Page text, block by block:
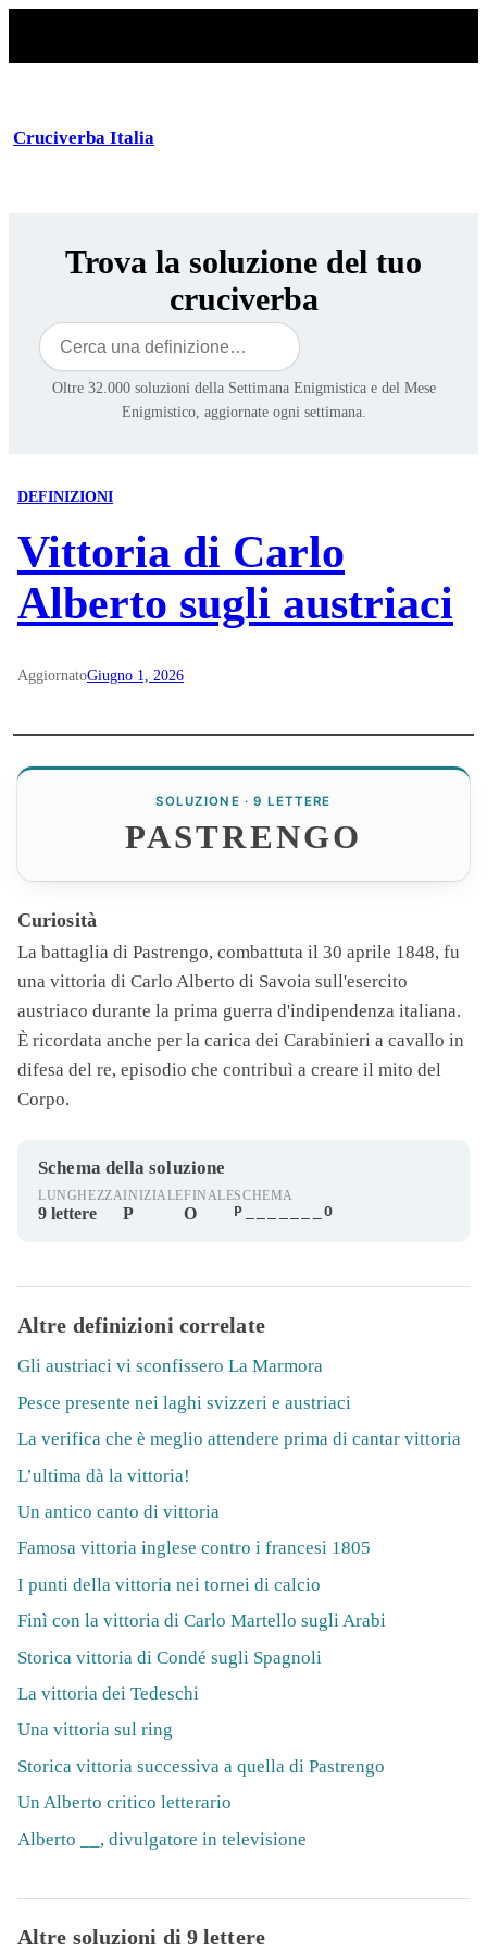
Cruciverba Italia
Trova la soluzione del tuo
cruciverba
Cerca
Oltre 32.000 soluzioni della Settimana Enigmistica e del Mese
Enigmistico, aggiornate ogni settimana.
DEFINIZIONI
Vittoria di Carlo
Alberto sugli austriaci
AggiornatoGiugno 1, 2026
SOLUZIONE · 9 LETTERE
PASTRENGO
Curiosità
La battaglia di Pastrengo, combattuta il 30 aprile 1848, fu
una vittoria di Carlo Alberto di Savoia sull'esercito
austriaco durante la prima guerra d'indipendenza italiana.
È ricordata anche per la carica dei Carabinieri a cavallo in
difesa del re, episodio che contribuì a creare il mito del
Corpo.
Schema della soluzione
LUNGHEZZA
9 lettere
INIZIALE
P
FINALE
O
SCHEMA
P_______O
Altre definizioni correlate
Gli austriaci vi sconfissero La Marmora
Pesce presente nei laghi svizzeri e austriaci
La verifica che è meglio attendere prima di cantar vittoria
L’ultima dà la vittoria!
Un antico canto di vittoria
Famosa vittoria inglese contro i francesi 1805
I punti della vittoria nei tornei di calcio
Finì con la vittoria di Carlo Martello sugli Arabi
Storica vittoria di Condé sugli Spagnoli
La vittoria dei Tedeschi
Una vittoria sul ring
Storica vittoria successiva a quella di Pastrengo
Un Alberto critico letterario
Alberto __, divulgatore in televisione
Altre soluzioni di 9 lettere